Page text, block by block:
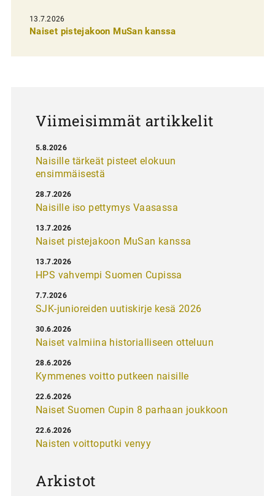
e
13.7.2026
Naiset pistejakoon MuSan kanssa
Viimeisimmät artikkelit
Naisille tärkeät pisteet elokuun
ensimmäisestä
5.8.2026
Naisille iso pettymys Vaasassa
28.7.2026
Naiset pistejakoon MuSan kanssa
13.7.2026
HPS vahvempi Suomen Cupissa
13.7.2026
SJK-junioreiden uutiskirje kesä 2026
7.7.2026
Naiset valmiina historialliseen otteluun
30.6.2026
Kymmenes voitto putkeen naisille
28.6.2026
Naiset Suomen Cupin 8 parhaan joukkoon
22.6.2026
Naisten voittoputki venyy
22.6.2026
Arkistot